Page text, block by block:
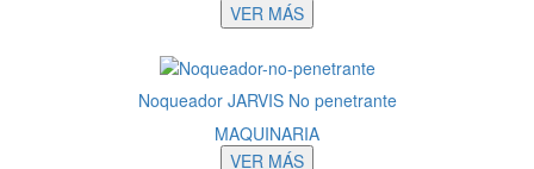
VER MÁS
Noqueador JARVIS No penetrante
MAQUINARIA
VER MÁS